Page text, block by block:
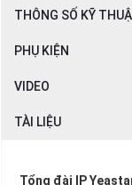
THÔNG SỐ KỸ
PHỤ KIỆN
VIDEO
TÀI LIỆU
Tổng đài IP